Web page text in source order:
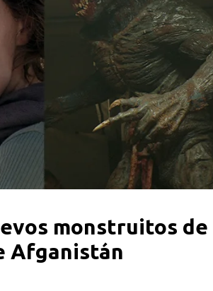
monstruitos de
Afganistán